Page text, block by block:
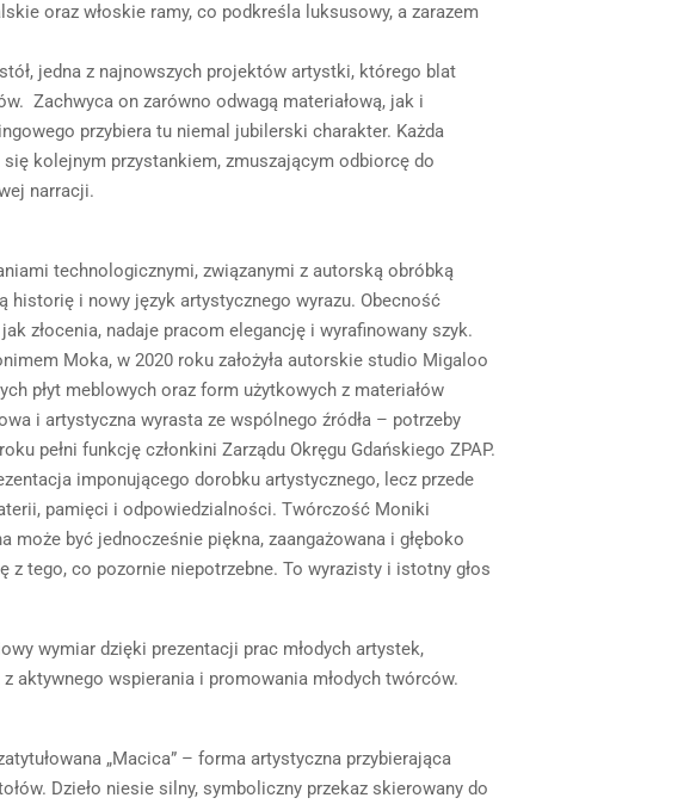
oraz włoskie ramy, co podkreśla luksusowy, a zarazem
jedna z najnowszych projektów artystki, którego blat
Zachwyca on zarówno odwagą materiałową, jak i
przybiera tu niemal jubilerski charakter. Każda
kolejnym przystankiem, zmuszającym odbiorcę do
narracji.
technologicznymi, związanymi z autorską obróbką
historię i nowy język artystycznego wyrazu. Obecność
złocenia, nadaje pracom elegancję i wyrafinowany szyk.
Moka, w 2020 roku założyła autorskie studio Migaloo
płyt meblowych oraz form użytkowych z materiałów
i artystyczna wyrasta ze wspólnego źródła – potrzeby
pełni funkcję członkini Zarządu Okręgu Gdańskiego ZPAP.
imponującego dorobku artystycznego, lecz przede
pamięci i odpowiedzialności. Twórczość Moniki
może być jednocześnie piękna, zaangażowana i głęboko
tego, co pozornie niepotrzebne. To wyrazisty i istotny głos
wymiar dzięki prezentacji prac młodych artystek,
aktywnego wspierania i promowania młodych twórców.
„Macica” – forma artystyczna przybierająca
Dzieło niesie silny, symboliczny przekaz skierowany do